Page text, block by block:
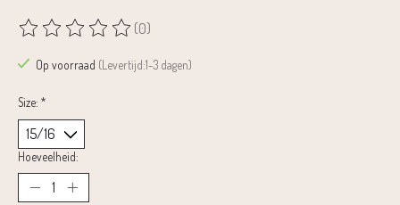
De beoordeling van dit product is
(0)
Op voorraad (Levertijd:1-3 dagen)
Size: *
Hoeveelheid: